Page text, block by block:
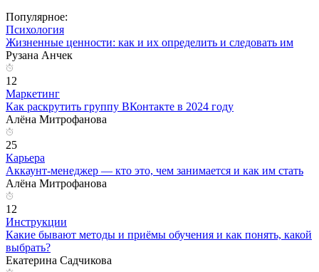
Популярное:
Психология
Жизненные ценности: как и их определить и следовать им
Рузана Анчек
12
Маркетинг
Как раскрутить группу ВКонтакте в 2024 году
Алёна Митрофанова
25
Карьера
Аккаунт-менеджер — кто это, чем занимается и как им стать
Алёна Митрофанова
12
Инструкции
Какие бывают методы и приёмы обучения и как понять, какой
выбрать?
Екатерина Садчикова